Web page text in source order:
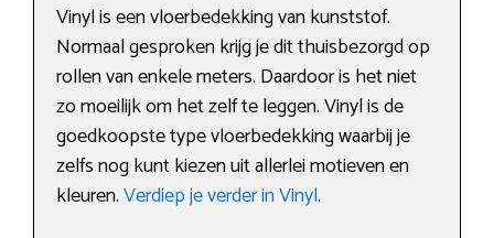
Vinyl is een vloerbedekking van kunststof.
Normaal gesproken krijg je dit thuisbezorgd op
rollen van enkele meters. Daardoor is het niet
zo moeilijk om het zelf te leggen. Vinyl is de
goedkoopste type vloerbedekking waarbij je
zelfs nog kunt kiezen uit allerlei motieven en
kleuren.Verdiep je verder in Vinyl.